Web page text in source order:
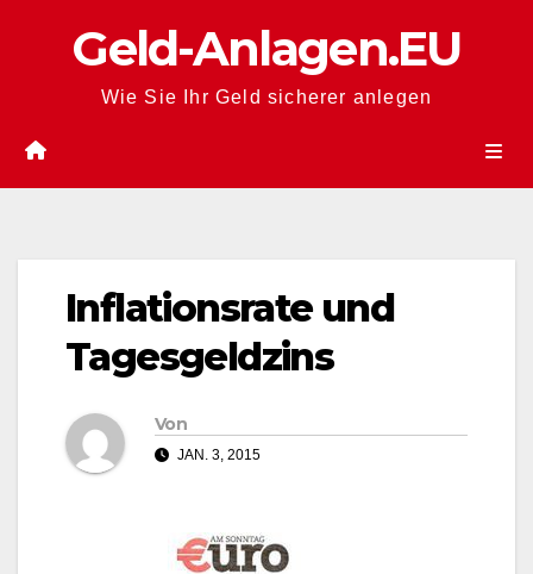
Geld-Anlagen.EU
Wie Sie Ihr Geld sicherer anlegen
Inflationsrate und
Tagesgeldzins
Von
JAN. 3, 2015